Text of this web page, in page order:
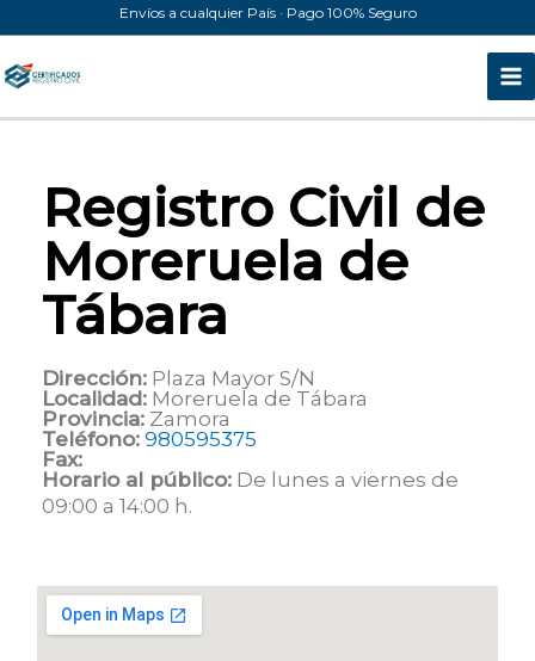
al
contenido
Envíos a cualquier País · Pago 100% Seguro
Registro Civil de
Moreruela de
Tábara
Dirección: Plaza Mayor S/N
Localidad: Moreruela de Tábara
Provincia: Zamora
Teléfono: 980595375
Fax:
Horario al público: De lunes a viernes de
09:00 a 14:00 h.